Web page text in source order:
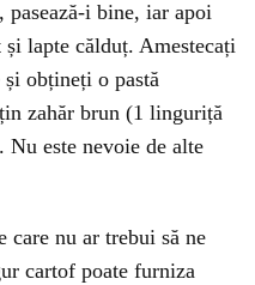
i bine, iar apoi
lapte călduț. Amestecați
și obțineți o pastă
zahăr brun (1 linguriță
este nevoie de alte
nu ar trebui să ne
cartof poate furniza